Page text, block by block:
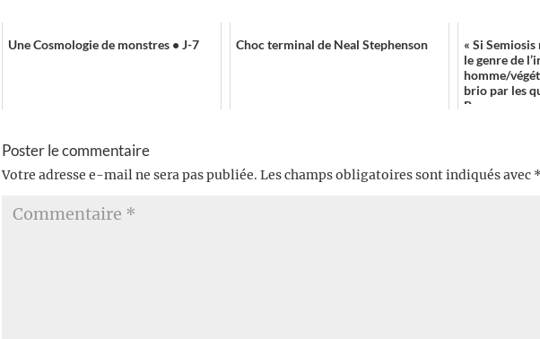
Une Cosmologie de monstres • J-7 Choc terminal de Neal Stephenson
« Si
le genre de
homme/
brio par les
Programme
Poster le commentaire
Votre adresse e-mail ne sera pas publiée. Les champs obligatoires sont indiqués avec